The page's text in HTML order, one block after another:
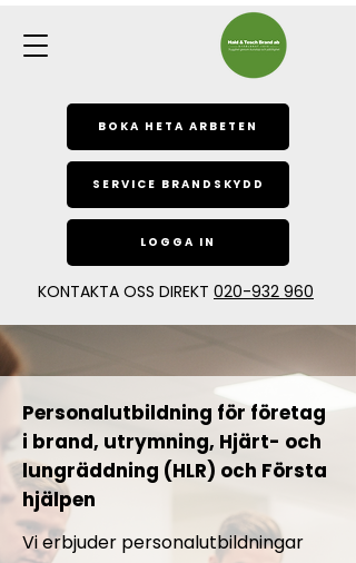
BOKA HETA ARBETEN
SERVICE BRANDSKYDD
LOGGA IN
KONTAKTA OSS DIREKT 020-932 960
Personalutbildning för företag
i brand, utrymning, Hjärt- och
lungräddning (HLR) och Första
hjälpen
Vi erbjuder personalutbildningar